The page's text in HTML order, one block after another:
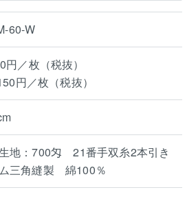
60-W
／枚（税抜）
円／枚（税抜）
地：700匁 21番手双糸2本引き
三角縫製 綿100％